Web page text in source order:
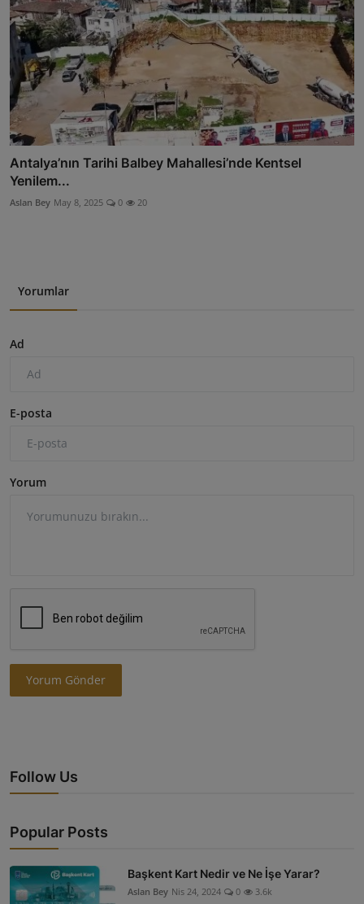
Antalya’nın Tarihi Balbey Mahallesi’nde Kentsel
Yenilem...
Aslan Bey May 8, 2025 0 20
Yorumlar
Ad
E-posta
Yorum
Yorum Gönder
Follow Us
Popular Posts
Başkent Kart Nedir ve Ne İşe Yarar?
Aslan Bey Nis 24, 2024 0 3.6k